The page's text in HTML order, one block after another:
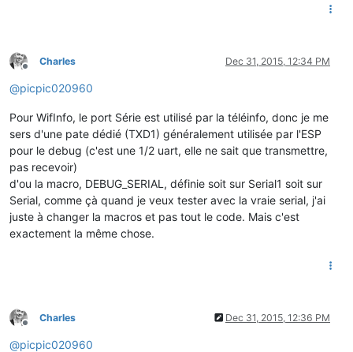
Offline
Charles Dec 31, 2015, 12:34 PM
@picpic020960
Pour WifInfo, le port Série est utilisé par la téléinfo, donc je me
sers d'une pate dédié (TXD1) généralement utilisée par l'ESP
pour le debug (c'est une 1/2 uart, elle ne sait que transmettre,
pas recevoir)
d'ou la macro, DEBUG_SERIAL, définie soit sur Serial1 soit sur
Serial, comme çà quand je veux tester avec la vraie serial, j'ai
juste à changer la macros et pas tout le code. Mais c'est
exactement la même chose.
Offline
Charles Dec 31, 2015, 12:36 PM
@picpic020960